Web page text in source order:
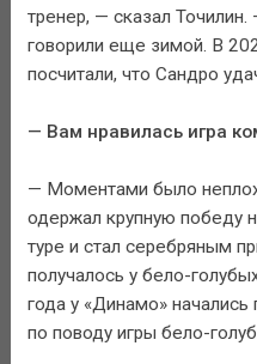
тренер, — сказал
говорили еще зимой. В
посчитали, что Сандро
— Вам нравилась игра
— Моментами было
одержал крупную победу
туре и стал серебряным
получалось у бело-
года у «Динамо»
по поводу игры бело-